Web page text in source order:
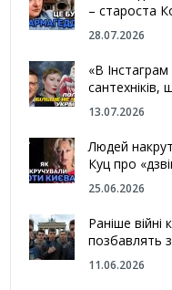
– староста
28.07.2026
«В
13.07.2026
Людей
Куц про
25.06.2026
Раніше війні
позбавлять
11.06.2026